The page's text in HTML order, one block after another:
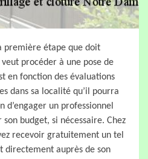
première étape que doit
procéder à une pose de
en fonction des évaluations
dans sa localité qu’il pourra
d’engager un professionnel
budget, si nécessaire. Chez
recevoir gratuitement un tel
directement auprès de son